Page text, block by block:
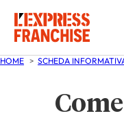
HOME SCHEDA